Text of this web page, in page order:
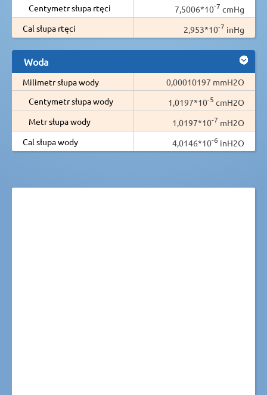
Centymetr słupa rtęci
7,5006*10-7 cmHg
Cal słupa rtęci
2,953*10-7 inHg
Woda
Milimetr słupa wody
0,00010197 mmH2O
Centymetr słupa wody
1,0197*10-5 cmH2O
Metr słupa wody
1,0197*10-7 mH2O
Cal słupa wody
4,0146*10-6 inH2O